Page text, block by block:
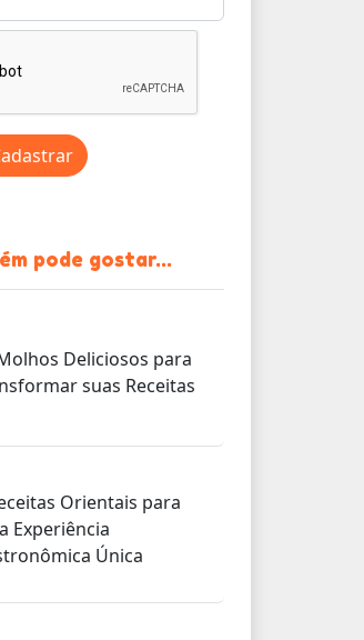
pode gostar...
Deliciosos para
suas Receitas
Orientais para
Experiência
Única